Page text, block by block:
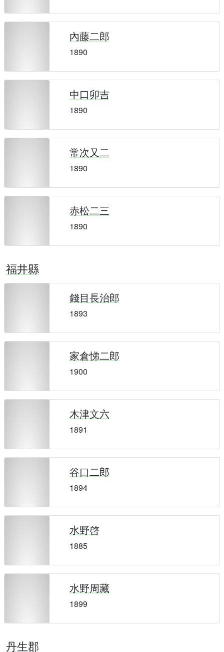
內藤二郎
1890
中口卯吉
1890
常次又二
1890
赤松二三
1890
福井縣
錢目長治郎
1893
家倉悌二郎
1900
木津文六
1891
谷口二郎
1894
水野啓
1885
水野周藏
1899
丹生郡